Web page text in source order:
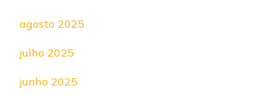
agosto 2025
julho 2025
junho 2025